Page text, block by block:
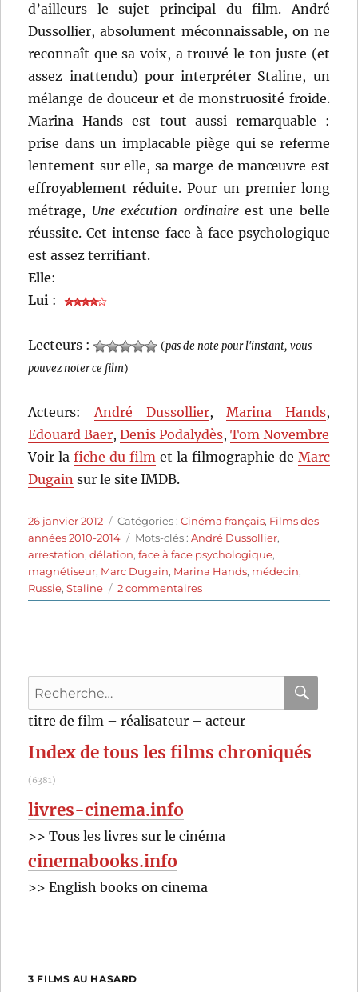
d’ailleurs le sujet principal du film. André
Dussollier, absolument méconnaissable, on ne
reconnaît que sa voix, a trouvé le ton juste (et
assez inattendu) pour interpréter Staline, un
mélange de douceur et de monstruosité froide.
Marina Hands est tout aussi remarquable :
prise dans un implacable piège qui se referme
lentement sur elle, sa marge de manœuvre est
effroyablement réduite. Pour un premier long
métrage, Une exécution ordinaireest une belle
réussite. Cet intense face à face psychologique
est assez terrifiant.
Elle:
–
Lui :
Lecteurs : (pas de note pour l'instant, vous
pouvez noter ce film)
Acteurs:André Dussollier,Marina Hands,
Edouard Baer,Denis Podalydès,Tom Novembre
Voir lafiche du film et la filmographie de Marc
Dugain sur le site IMDB.
Publié
le
26 janvier 2012 Catégories
Catégories :Cinéma français, Films des
années 2010-2014
Étiquettes
Mots-clés :André Dussollier,
arrestation,délation,face à face psychologique,
magnétiseur, Marc Dugain, Marina Hands, médecin,
Russie,Staline 2 commentairessur
Une
Recherche
pour
titre de film – réalisateur – acteur
Index de tous les films chroniqués
(6381)
livres-cinema.info
>> Tous les livres sur le cinéma
cinemabooks.info
>> English books on cinema
3 FILMS AU HASARD